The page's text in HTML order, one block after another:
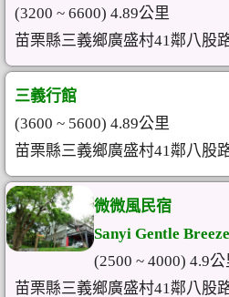
(3200 ~ 6600) 4.89公里
苗栗縣三義鄉廣盛村41鄰八股
三義行館
(3600 ~ 5600) 4.89公里
苗栗縣三義鄉廣盛村41鄰八股
微微風民宿
Sanyi Gentle
(2500 ~ 4000) 4.9公
苗栗縣三義鄉廣盛村41鄰八股